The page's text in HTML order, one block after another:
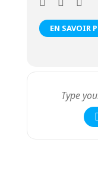
EN SAVOIR